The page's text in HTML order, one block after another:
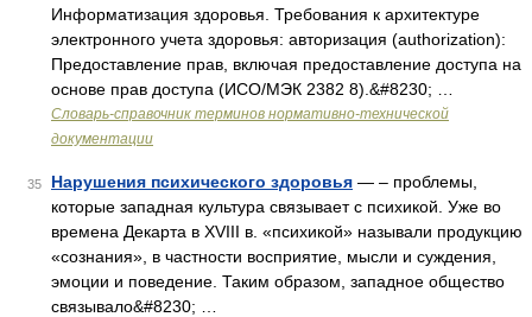
Информатизация здоровья. Требования к архитектуре
электронного учета здоровья: авторизация (authorization):
Предоставление прав, включая предоставление доступа на
основе прав доступа (ИСО/МЭК 2382 8).&#8230; …
Словарь-справочник терминов нормативно-технической
документации
35 Нарушения психического здоровья — – проблемы,
которые западная культура связывает с психикой. Уже во
времена Декарта в XVIII в. «психикой» называли продукцию
«сознания», в частности восприятие, мысли и суждения,
эмоции и поведение. Таким образом, западное общество
связывало&#8230; …